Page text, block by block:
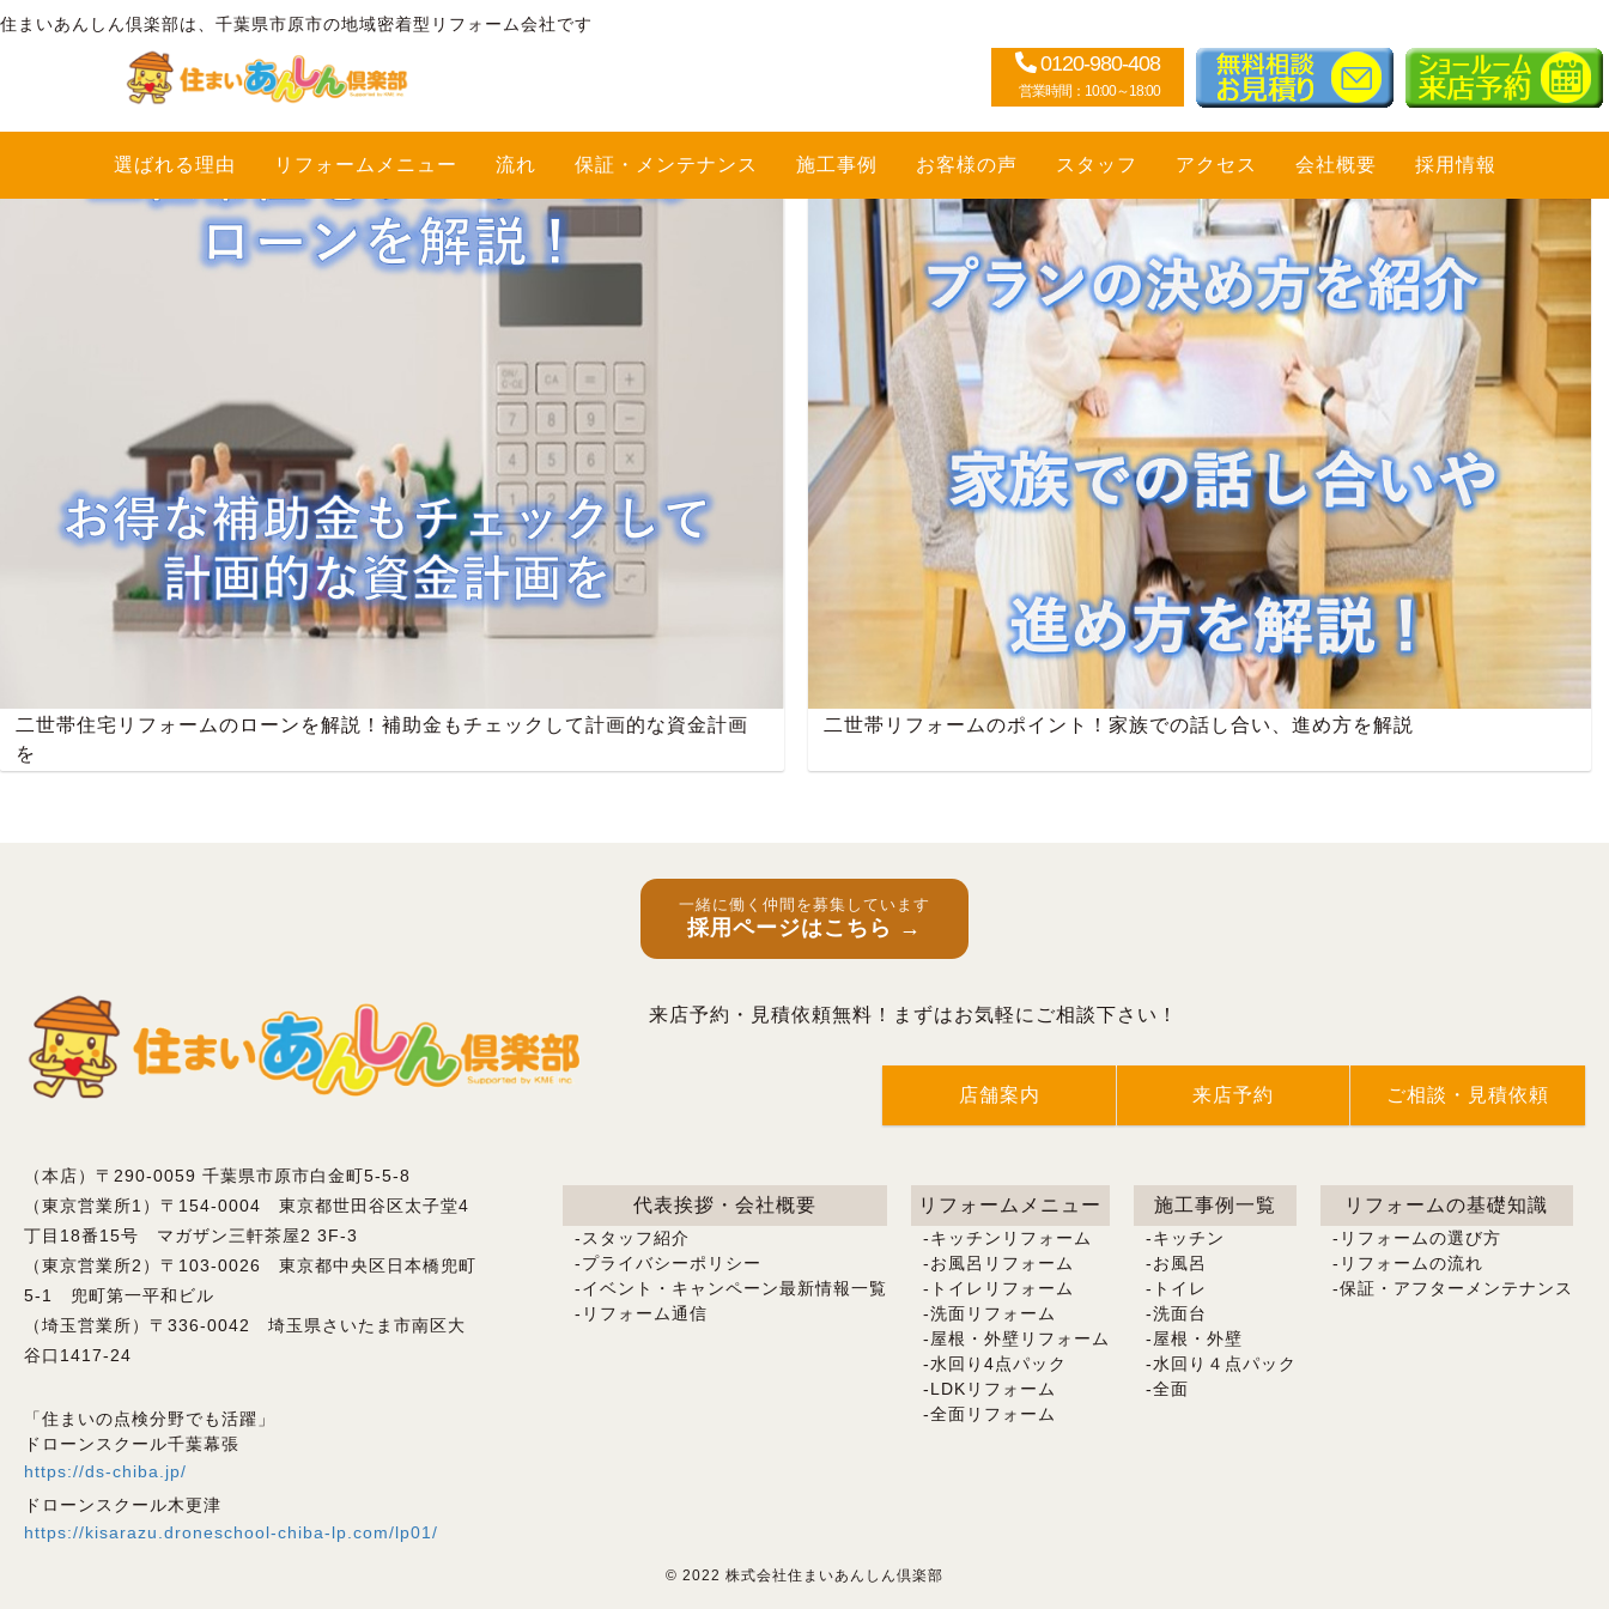
住まいあんしん倶楽部は、千葉県市原市の地域密着型リフォーム会社です
0120-980-408
営業時間：10:00～18:00
選ばれる理由 リフォームメニュー 流れ 保証・メンテナンス 施工事例 お客様の声 スタッフ アクセス 会社概要 採用情報
タグ「二世帯リフォーム」一覧
二世帯住宅リフォームのローンを解説！補助金もチェックして計画的な資金計画
を
二世帯リフォームのポイント！家族での話し合い、進め方を解説
一緒に働く仲間を募集しています
採用ページはこちら →
来店予約・見積依頼無料！まずはお気軽にご相談下さい！
店舗案内 来店予約 ご相談・見積依頼
（本店）〒290-0059 千葉県市原市白金町5-5-8
（東京営業所1）〒154-0004 東京都世田谷区太子堂4
丁目18番15号 マガザン三軒茶屋2 3F-3
（東京営業所2）〒103-0026 東京都中央区日本橋兜町
5-1 兜町第一平和ビル
（埼玉営業所）〒336-0042 埼玉県さいたま市南区大
谷口1417-24
「住まいの点検分野でも活躍」
ドローンスクール千葉幕張
https://ds-chiba.jp/
ドローンスクール木更津
https://kisarazu.droneschool-chiba-lp.com/lp01/
代表挨拶・会社概要
スタッフ紹介
プライバシーポリシー
イベント・キャンペーン最新情報一覧
リフォーム通信
リフォームメニュー
キッチンリフォーム
お風呂リフォーム
トイレリフォーム
洗面リフォーム
屋根・外壁リフォーム
水回り4点パック
LDKリフォーム
全面リフォーム
施工事例一覧
キッチン
お風呂
トイレ
洗面台
屋根・外壁
水回り４点パック
全面
リフォームの基礎知識
リフォームの選び方
リフォームの流れ
保証・アフターメンテナンス
© 2022 株式会社住まいあんしん倶楽部